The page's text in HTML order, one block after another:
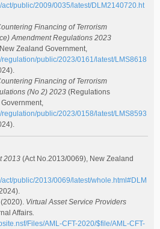
public/2009/0035/latest/DLM2140720.ht
Financing of Terrorism
Amendment Regulations 2023
Zealand Government,
regulation/public/2023/0161/latest/LMS8618
Financing of Terrorism
(No 2) 2023 (Regulations
regulation/public/2023/0158/latest/LMS8593
2013 (Act No.2013/0069), New Zealand
public/2013/0069/latest/whole.html#DLM
(2020). Virtual Asset Service Providers
Affairs.
Files/AML-CFT-2020/$file/AML-CFT-